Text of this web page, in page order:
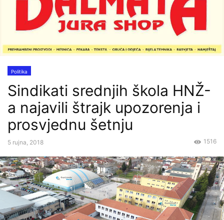
Politika
Sindikati srednjih škola HNŽ-
a najavili štrajk upozorenja i
prosvjednu šetnju
5 rujna, 2018 1516